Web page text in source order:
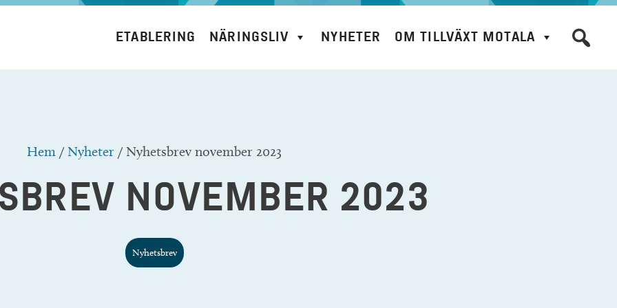
ETABLERING NÄRINGSLIV NYHETER OM TILLVÄXT MOTALA
Hem / Nyheter / Nyhetsbrev november 2023
NOVEMBER 2023
Nyhetsbrev